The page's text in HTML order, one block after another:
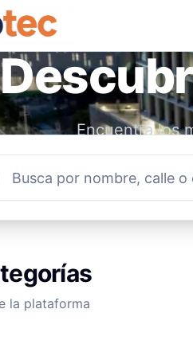
Encuentra los
comunidad.
la plataforma